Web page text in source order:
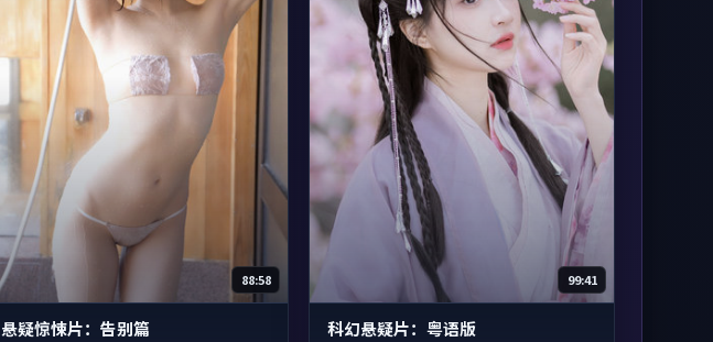
88:58
悬疑惊悚片：告别篇
99:41
科幻悬疑片：粤语版